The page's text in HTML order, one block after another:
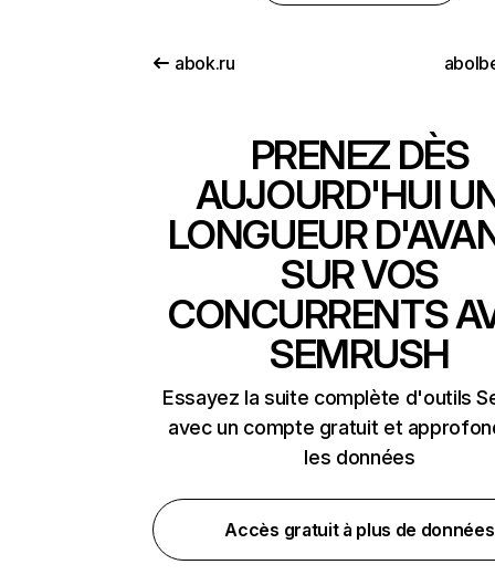
abok.ru
PRENEZ DÈS
AUJOURD'HUI
LONGUEUR
SUR VOS
CONCURRENTS
SEMRUSH
Essayez la suite complète d'outils
avec un compte gratuit et
les données
Accès gratuit à plus de données